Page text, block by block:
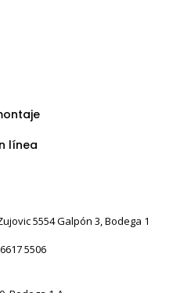
línea
5554 Galpón 3, Bodega 1
5506